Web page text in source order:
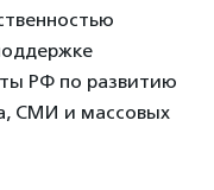
РФ по развитию
СМИ и массовых